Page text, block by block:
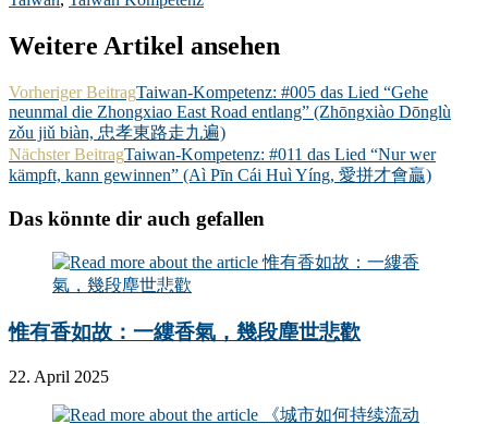
Weitere Artikel ansehen
Vorheriger BeitragTaiwan-Kompetenz: #005 das Lied “Gehe
neunmal die Zhongxiao East Road entlang” (Zhōngxiào Dōnglù
zǒu jiǔ biàn, 忠孝東路走九遍)
Nächster BeitragTaiwan-Kompetenz: #011 das Lied “Nur wer
kämpft, kann gewinnen” (Aì Pīn Cái Huì Yíng, 愛拼才會贏)
Das könnte dir auch gefallen
惟有香如故：一縷香氣，幾段塵世悲歡
22. April 2025